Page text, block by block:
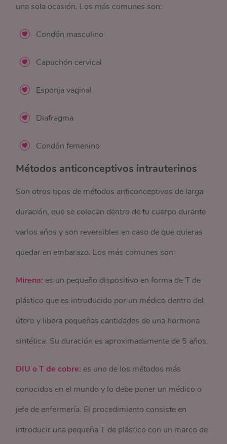
una sola ocasión. Los más comunes son:
Condón masculino
Capuchón cervical
Esponja vaginal
Diafragma
Condón femenino
Métodos anticonceptivos intrauterinos
Son otros tipos de métodos anticonceptivos de larga
duración, que se colocan dentro de tu cuerpo durante
varios años y son reversibles en caso de que quieras
quedar en embarazo. Los más comunes son:
Mirena: es un pequeño dispositivo en forma de T de
plástico que es introducido por un médico dentro del
útero y libera pequeñas cantidades de una hormona
sintética. Su duración es aproximadamente de 5 años.
DIU o T de cobre: es uno de los métodos más
conocidos en el mundo y lo debe poner un médico o
jefe de enfermería. El procedimiento consiste en
introducir una pequeña T de plástico con un marco de